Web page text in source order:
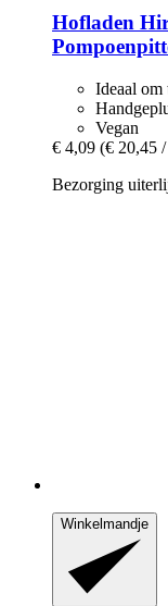
Hofladen
Ideaal om
Vegan
€ 4,09 (€ 20,45
Bezorging
Winkelmandje